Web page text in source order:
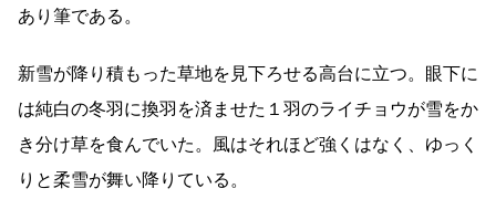
あり筆である。
新雪が降り積もった草地を見下ろせる高台に立つ。眼下に
は純白の冬羽に換羽を済ませた１羽のライチョウが雪をか
き分け草を食んでいた。風はそれほど強くはなく、ゆっく
りと柔雪が舞い降りている。